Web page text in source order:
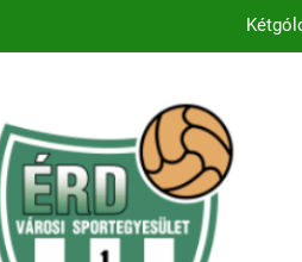
Történelmet írt az I. Érdi Football
Ellenfelünk visszalépése miatt